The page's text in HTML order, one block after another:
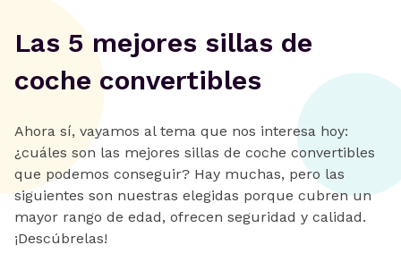
Las 5 mejores sillas de
coche convertibles
Ahora sí, vayamos al tema que nos interesa hoy:
¿cuáles son las mejores sillas de coche convertibles
que podemos conseguir? Hay muchas, pero las
siguientes son nuestras elegidas porque cubren un
mayor rango de edad, ofrecen seguridad y calidad.
¡Descúbrelas!